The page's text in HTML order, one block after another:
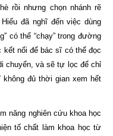
rồi nhưng chọn nhánh rẽ
đã nghĩ đến việc dùng
có thể “chạy” trong đường
nối để bác sĩ có thể đọc
chuyển, và sẽ tự lọc để chỉ
đủ thời gian xem hết
năng nghiên cứu khoa học
tố chất làm khoa học từ